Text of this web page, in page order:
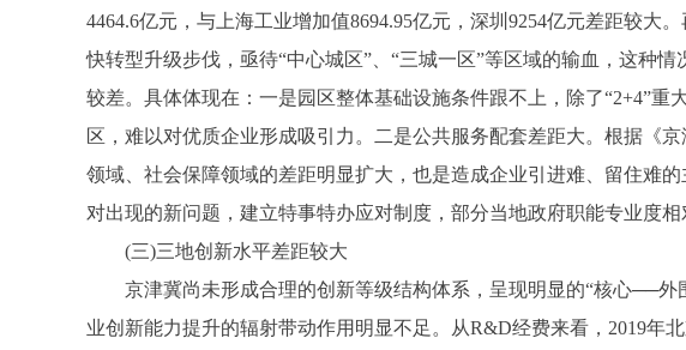
4464.6亿元，与上海工业增加值8694.95亿元，深圳9254亿元差距较
快转型升级步伐，亟待“中心城区”、“三城一区”等区域的输血，这种
较差。具体体现在：一是园区整体基础设施条件跟不上，除了“2+4”
区，难以对优质企业形成吸引力。二是公共服务配套差距大。根据《
领域、社会保障领域的差距明显扩大，也是造成企业引进难、留住难
对出现的新问题，建立特事特办应对制度，部分当地政府职能专业度
(三)三地创新水平差距较大
京津冀尚未形成合理的创新等级结构体系，呈现明显的“核心──外
业创新能力提升的辐射带动作用明显不足。从R&D经费来看，2019